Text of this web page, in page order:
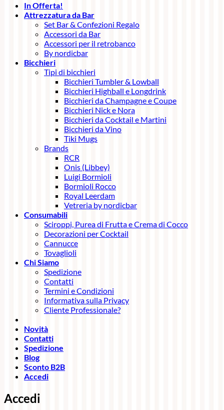
In Offerta!
Attrezzatura da Bar
Set Bar & Confezioni Regalo
Accessori da Bar
Accessori per il retrobanco
By nordicbar
Bicchieri
Tipi di bicchieri
Bicchieri Tumbler & Lowball
Bicchieri Highball e Longdrink
Bicchieri da Champagne e Coupe
Bicchieri Nick e Nora
Bicchieri da Cocktail e Martini
Bicchieri da Vino
Tiki Mugs
Brands
RCR
Onis (Libbey)
Luigi Bormioli
Bormioli Rocco
Royal Leerdam
Vetreria by nordicbar
Consumabili
Sciroppi, Purea di Frutta e Crema di Cocco
Decorazioni per Cocktail
Cannucce
Tovaglioli
Chi Siamo
Spedizione
Contatti
Termini e Condizioni
Informativa sulla Privacy
Cliente Professionale?
Novità
Contatti
Spedizione
Blog
Sconto B2B
Accedi
Accedi